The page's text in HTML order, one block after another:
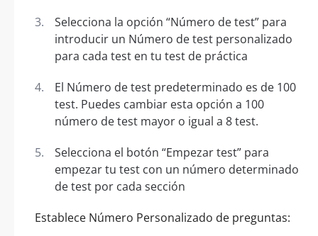
Selecciona la opción “Número de test” para
introducir un Número de test personalizado
para cada test en tu test de práctica
El Número de test predeterminado es de 100
test. Puedes cambiar esta opción a 100
número de test mayor o igual a 8 test.
Selecciona el botón “Empezar test” para
empezar tu test con un número determinado
de test por cada sección
Establece Número Personalizado de preguntas: